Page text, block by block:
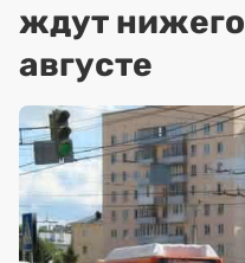
ждут
августе